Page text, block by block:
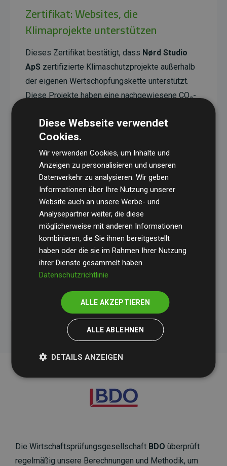
Zertifikat: Websites, die
Klimaprojekte unterstützen
Dieses Zertifikat bestätigt, dass Nørd Studio
ApS zertifizierte Klimaschutzprojekte außerhalb
der eigenen Wertschöpfungskette unterstützt.
Diese Projekte haben eine nachgewiesene CO₂-
Doppelten der geschätzten Emissionen der
Website entspricht.
Alle unterstützten Projekte werden durch
Standardverifiziert und erfüllen höchste
Anforderungen an Qualität, tatsächliche
Klimawirkung und Transparenz. Weitere
Informationen zu den einzelnen Projekten finden
Sie hier.
Initiative Websites, die Klimaprojekte unterstützen
Die Wirtschaftsprüfungsgesellschaft BDO überprüft
regelmäßig unsere Berechnungen und Methodik, um
Diese Webseite verwendet
Cookies.
Wir verwenden Cookies, um Inhalte und
Anzeigen zu personalisieren und unseren
Datenverkehr zu analysieren. Wir geben
Informationen über Ihre Nutzung unserer
Website auch an unsere Werbe- und
Analysepartner weiter, die diese
möglicherweise mit anderen Informationen
kombinieren, die Sie ihnen bereitgestellt
haben oder die sie im Rahmen Ihrer Nutzung
ihrer Dienste gesammelt haben.
Datenschutzrichtlinie
ALLE AKZEPTIEREN
ALLE ABLEHNEN
DETAILS ANZEIGEN